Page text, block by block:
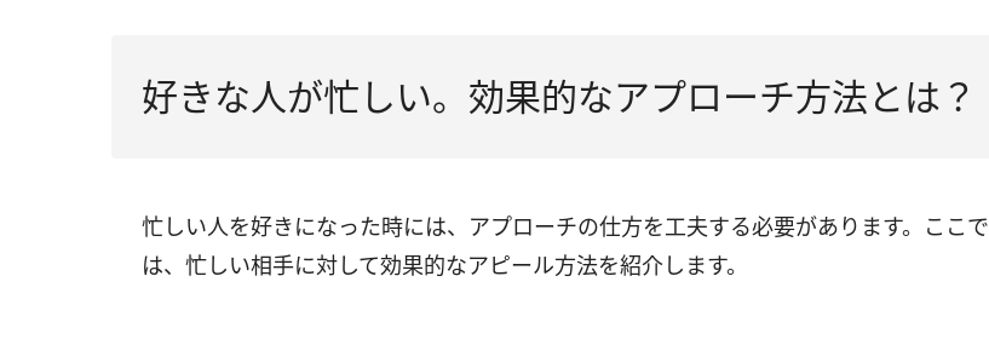
好きな人が忙しい。効果的なアプローチ方法とは？
忙しい人を好きになった時には、アプローチの仕方を工夫する必要があります。ここで
は、忙しい相手に対して効果的なアピール方法を紹介します。